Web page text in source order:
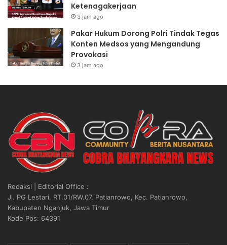
Ketenagakerjaan
3 jam ago
Pakar Hukum Dorong Polri Tindak Tegas
Konten Medsos yang Mengandung
Provokasi
3 jam ago
Redaksi | Editorial Office :
Jl. PG Lestari, RT.01/RW.07, Patianrowo, Kec. Patianrowo,
Kabupaten Nganjuk, Jawa Timur
Kode Pos: 64391